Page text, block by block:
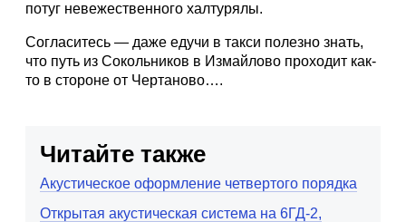
потуг невежественного халтурялы.
Согласитесь — даже едучи в такси полезно знать,
что путь из Сокольников в Измайлово проходит как-
то в стороне от Чертаново….
Читайте также
Акустическое оформление четвертого порядка
Открытая акустическая система на 6ГД-2,